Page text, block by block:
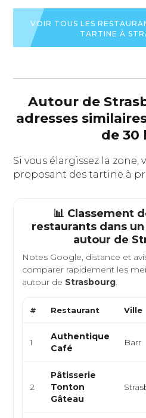
VOIR TOUS LES
TARTINE À
Autour de
adresses
de 30
Si vous élargissez la zone,
proposant des tartine à
📊 Classement
restaurants dans
autour de
Notes Google, distance et
comparer rapidement les
autour de Strasbourg
# Restaurant Ville
1
Authentique
Café
Barr
2
Pâtisserie
Tonton
Gâteau